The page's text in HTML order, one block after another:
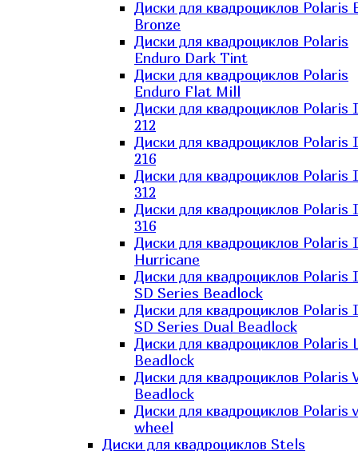
Диски для квадроциклов Polaris
Bronze
Диски для квадроциклов Polaris
Enduro Dark Tint
Диски для квадроциклов Polaris
Enduro Flat Mill
Диски для квадроциклов Polaris
212
Диски для квадроциклов Polaris
216
Диски для квадроциклов Polaris
312
Диски для квадроциклов Polaris
316
Диски для квадроциклов Polaris
Hurricane
Диски для квадроциклов Polaris
SD Series Beadlock
Диски для квадроциклов Polaris
SD Series Dual Beadlock
Диски для квадроциклов Polaris
Beadlock
Диски для квадроциклов Polaris
Beadlock
Диски для квадроциклов Polaris
wheel
Диски для квадроциклов Stels